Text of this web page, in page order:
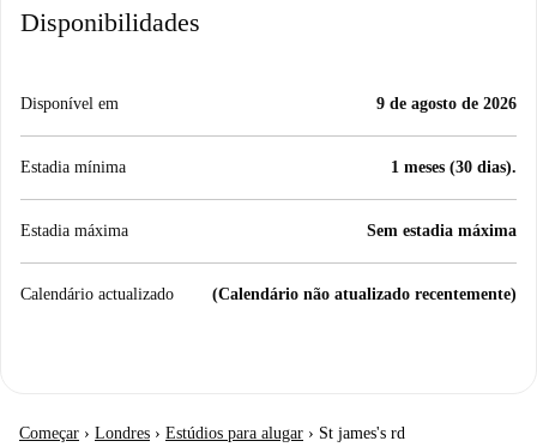
Disponibilidades
Disponível em 9 de agosto de 2026
Estadia mínima 1 meses (30 dias).
Estadia máxima Sem estadia máxima
Calendário actualizado (Calendário não atualizado recentemente)
Começar › Londres › Estúdios para alugar › St james's rd